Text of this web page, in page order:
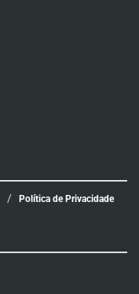
Política de Privacidade